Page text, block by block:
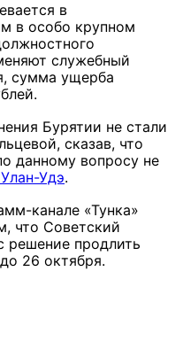
в
в особо крупном
служебный
сумма ущерба
Бурятии не стали
сказав, что
данному вопросу не
Удэ.
канале «Тунка»
что Советский
решение продлить
26 октября.